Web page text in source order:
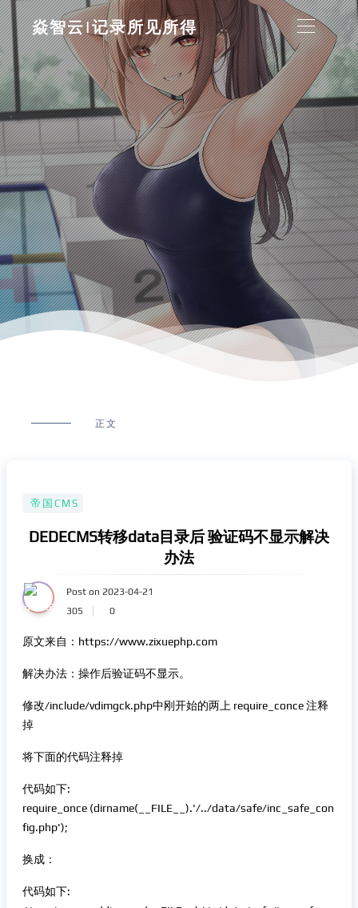
焱智云|记录所见所得
正文
帝国CMS
DEDECMS转移data目录后 验证码不显示解决
办法
Post on 2023-04-21
305
0
原文来自：https://www.zixuephp.com
解决办法：操作后验证码不显示。
修改/include/vdimgck.php中刚开始的两上 require_conce 注释
掉
将下面的代码注释掉
代码如下:
require_once (dirname(__FILE__).'/../data/safe/inc_safe_con
fig.php');
换成：
代码如下: